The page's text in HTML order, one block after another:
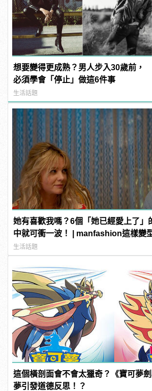
想要變得更成熟？男人步入30歲前，
必須學會「停止」做這6件事
生活話題
她有喜歡我嗎？6個「她已經愛上了」
中就可衝一波！ | manfashion這樣變
生活話題
這個橫剖面會不會太獵奇？《寶可夢
夢引發道德反思！？